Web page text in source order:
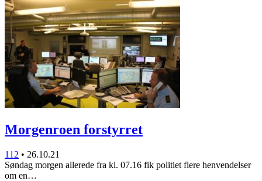
Morgenroen forstyrret
112 • 26.10.21
Søndag morgen allerede fra kl. 07.16 fik politiet flere henvendelser
om en…